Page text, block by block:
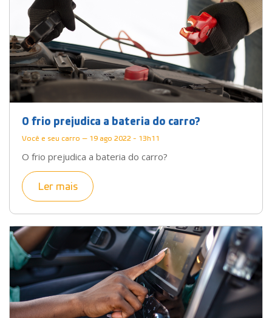
O frio prejudica a bateria do carro?
Você e seu carro — 19 ago 2022 - 13h11
O frio prejudica a bateria do carro?
Ler mais